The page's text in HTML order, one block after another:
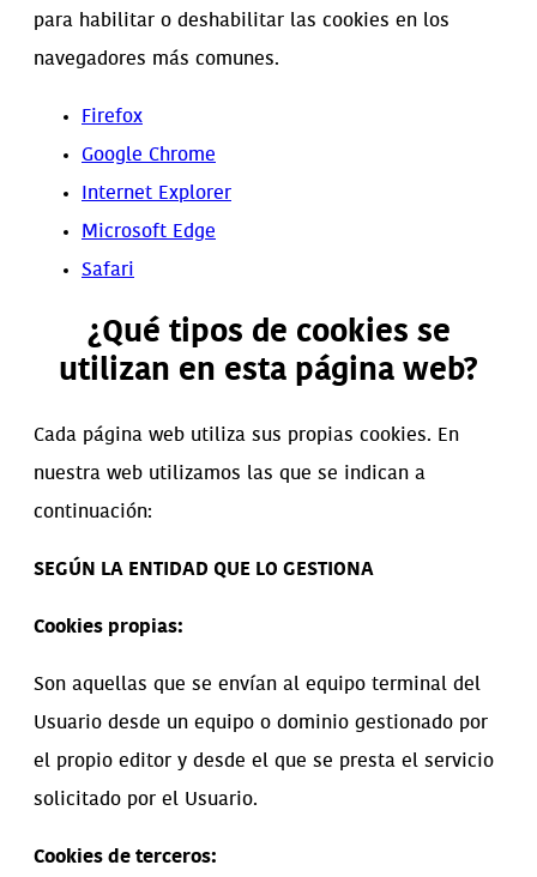
para habilitar o deshabilitar las cookies en los
navegadores más comunes.
Firefox
Google Chrome
Internet Explorer
Microsoft Edge
Safari
¿Qué tipos de cookies se
utilizan en esta página web?
Cada página web utiliza sus propias cookies. En
nuestra web utilizamos las que se indican a
continuación:
SEGÚN LA ENTIDAD QUE LO GESTIONA
Cookies propias:
Son aquellas que se envían al equipo terminal del
Usuario desde un equipo o dominio gestionado por
el propio editor y desde el que se presta el servicio
solicitado por el Usuario.
Cookies de terceros: